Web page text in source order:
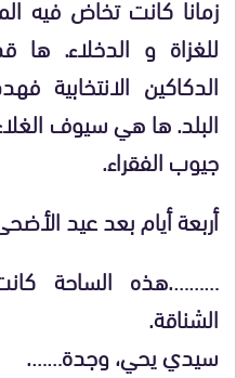
للغزاة و الدخلاء.
الدكاكين الانتخابية
البلد. ها هي سيوف
جيوب الفقراء.
أربعة أيام بعد عيد الأضحى
……….هذه الساحة
الشناقة.
سيدي يحي، وجدة…….